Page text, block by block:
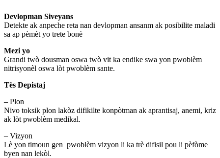
Devlopman Siveyans
Detekte ak anpeche reta nan devlopman ansanm ak posibilite maladi
sa ap pèmèt yo trete bonè
Mezi yo
Grandi twò dousman oswa twò vit ka endike swa yon pwoblèm
nitrisyonèl oswa lòt pwoblèm sante.
Tès Depistaj
– Plon
Nivo toksik plon lakòz difikilte konpòtman ak aprantisaj, anemi, kriz
ak lòt pwoblèm medikal.
– Vizyon
Lè yon timoun gen pwoblèm vizyon li ka trè difisil pou li pèfòme
byen nan lekòl.